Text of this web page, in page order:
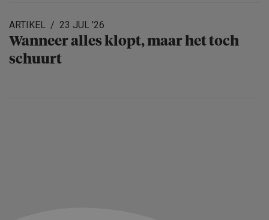
ARTIKEL 23 JUL '26
Wanneer alles klopt, maar het toch
schuurt